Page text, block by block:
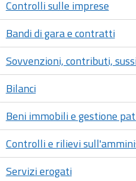
Controlli sulle imprese
Bandi di gara e contratti
Sovvenzioni, contributi,
Bilanci
Beni immobili e gestione
Controlli e rilievi
Servizi erogati